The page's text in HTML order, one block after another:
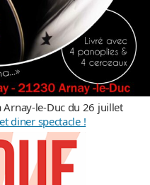
Arnay-le-Duc du 26 juillet
diner spectacle !